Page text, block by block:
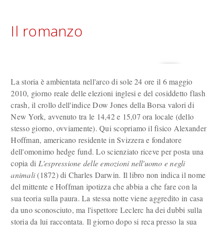
Il romanzo
La storia è ambientata nell'arco di sole 24 ore il 6 maggio
2010, giorno reale delle elezioni inglesi e del cosiddetto flash
crash, il crollo dell'indice Dow Jones della Borsa valori di
New York, avvenuto tra le 14,42 e 15,07 ora locale (dello
stesso giorno, ovviamente). Qui scopriamo il fisico Alexander
Hoffman, americano residente in Svizzera e fondatore
dell'omonimo hedge fund. Lo scienziato riceve per posta una
copia di L'espressione delle emozioni nell'uomo e negli
animali(1872) di Charles Darwin. Il libro non indica il nome
del mittente e Hoffman ipotizza che abbia a che fare con la
sua teoria sulla paura. La stessa notte viene aggredito in casa
da uno sconosciuto, ma l'ispettore Leclerc ha dei dubbi sulla
storia da lui raccontata. Il giorno dopo si reca presso la sua